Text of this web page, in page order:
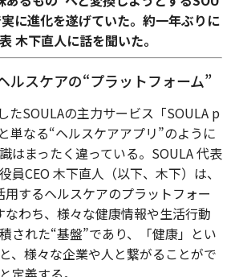
に進化を遂げていた。約一年ぶりに
木下直人に話を聞いた。
ルスケアの“プラットフォーム”
たSOULAの主力サービス「SOULA p
単なる“ヘルスケアアプリ”のように
はまったく違っている。SOULA 代表
員CEO 木下直人（以下、木下）は、
用するヘルスケアのプラットフォー
なわち、様々な健康情報や生活行動
された“基盤”であり、「健康」とい
、様々な企業や人と繋がることがで